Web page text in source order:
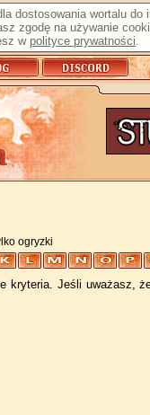
dostosowania wortalu
zgodę na używanie
w polityce prywatności.
ogryzki
kryteria. Jeśli uważasz,